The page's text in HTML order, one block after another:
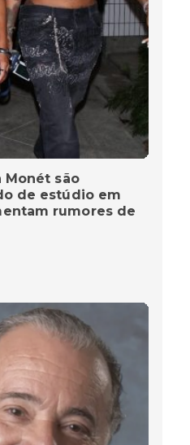
Monét são
de estúdio em
rumores de